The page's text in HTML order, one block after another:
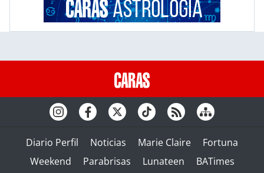
Diario Perfil Noticias Marie Claire
Fortuna
Weekend
Parabrisas Lunateen BATimes